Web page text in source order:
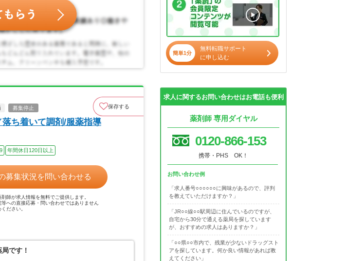
募集停止 保存する
ち着いて調剤/服薬指導
年間休日120日以上
募集状況を問い合わせる
師が求人情報を無料でご提供します。
等への直接応募・問い合わせではありません
ださい。
です！
簡単1分
無料転職サポート
に申し込む
求人に関するお問い合わせはお電話も便利
薬剤師 専用ダイヤル
0120-866-153
携帯・PHS OK！
お問い合わせ例
「求人番号○○○○○○に興味があるので、評判
を教えていただけますか？」
「JR○○線○○駅周辺に住んでいるのですが、
自宅から30分で通える薬局を探しています
が、おすすめの求人はありますか？」
「○○県○○市内で、残業が少ないドラッグスト
アを探しています。何か良い情報があれば教
えてください」